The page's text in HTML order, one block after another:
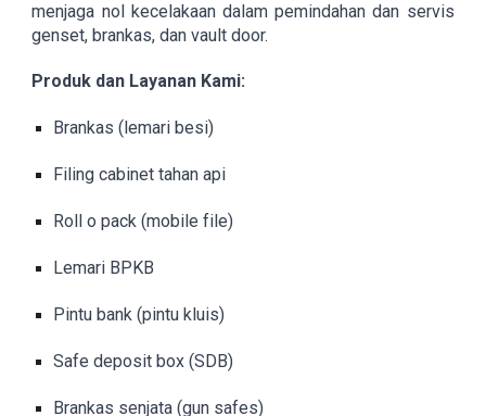
menjaga nol kecelakaan dalam pemindahan dan servis
genset, brankas, dan vault door.
Produk dan Layanan Kami:
Brankas (lemari besi)
Filing cabinet tahan api
Roll o pack (mobile file)
Lemari BPKB
Pintu bank (pintu kluis)
Safe deposit box (SDB)
Brankas senjata (gun safes)